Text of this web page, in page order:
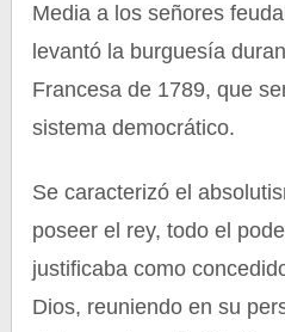
Media a los señores
levantó la burguesía
Francesa de 1789, que
sistema democrático.
Se caracterizó el
poseer el rey, todo el
justificaba como
Dios, reuniendo en su